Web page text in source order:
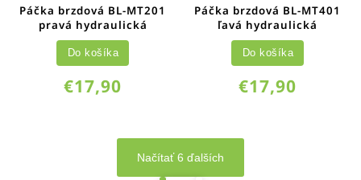
Páčka brzdová BL-MT201
pravá hydraulická
€17,90
Do košíka
Páčka brzdová BL-MT401
ľavá hydraulická
€17,90
Do košíka
Načítať 6 ďalších